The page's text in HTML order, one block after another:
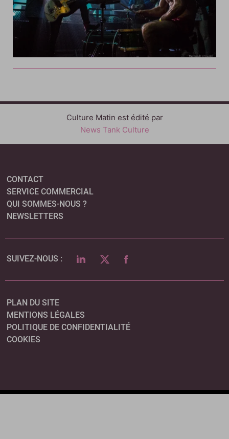
Culture Matin est édité par
News Tank Culture
CONTACT
SERVICE COMMERCIAL
QUI SOMMES-NOUS ?
NEWSLETTERS
SUIVEZ-NOUS : LINKEDINTWITTERFACEBOOK
PLAN DU SITE
MENTIONS LÉGALES
POLITIQUE DE CONFIDENTIALITÉ
COOKIES